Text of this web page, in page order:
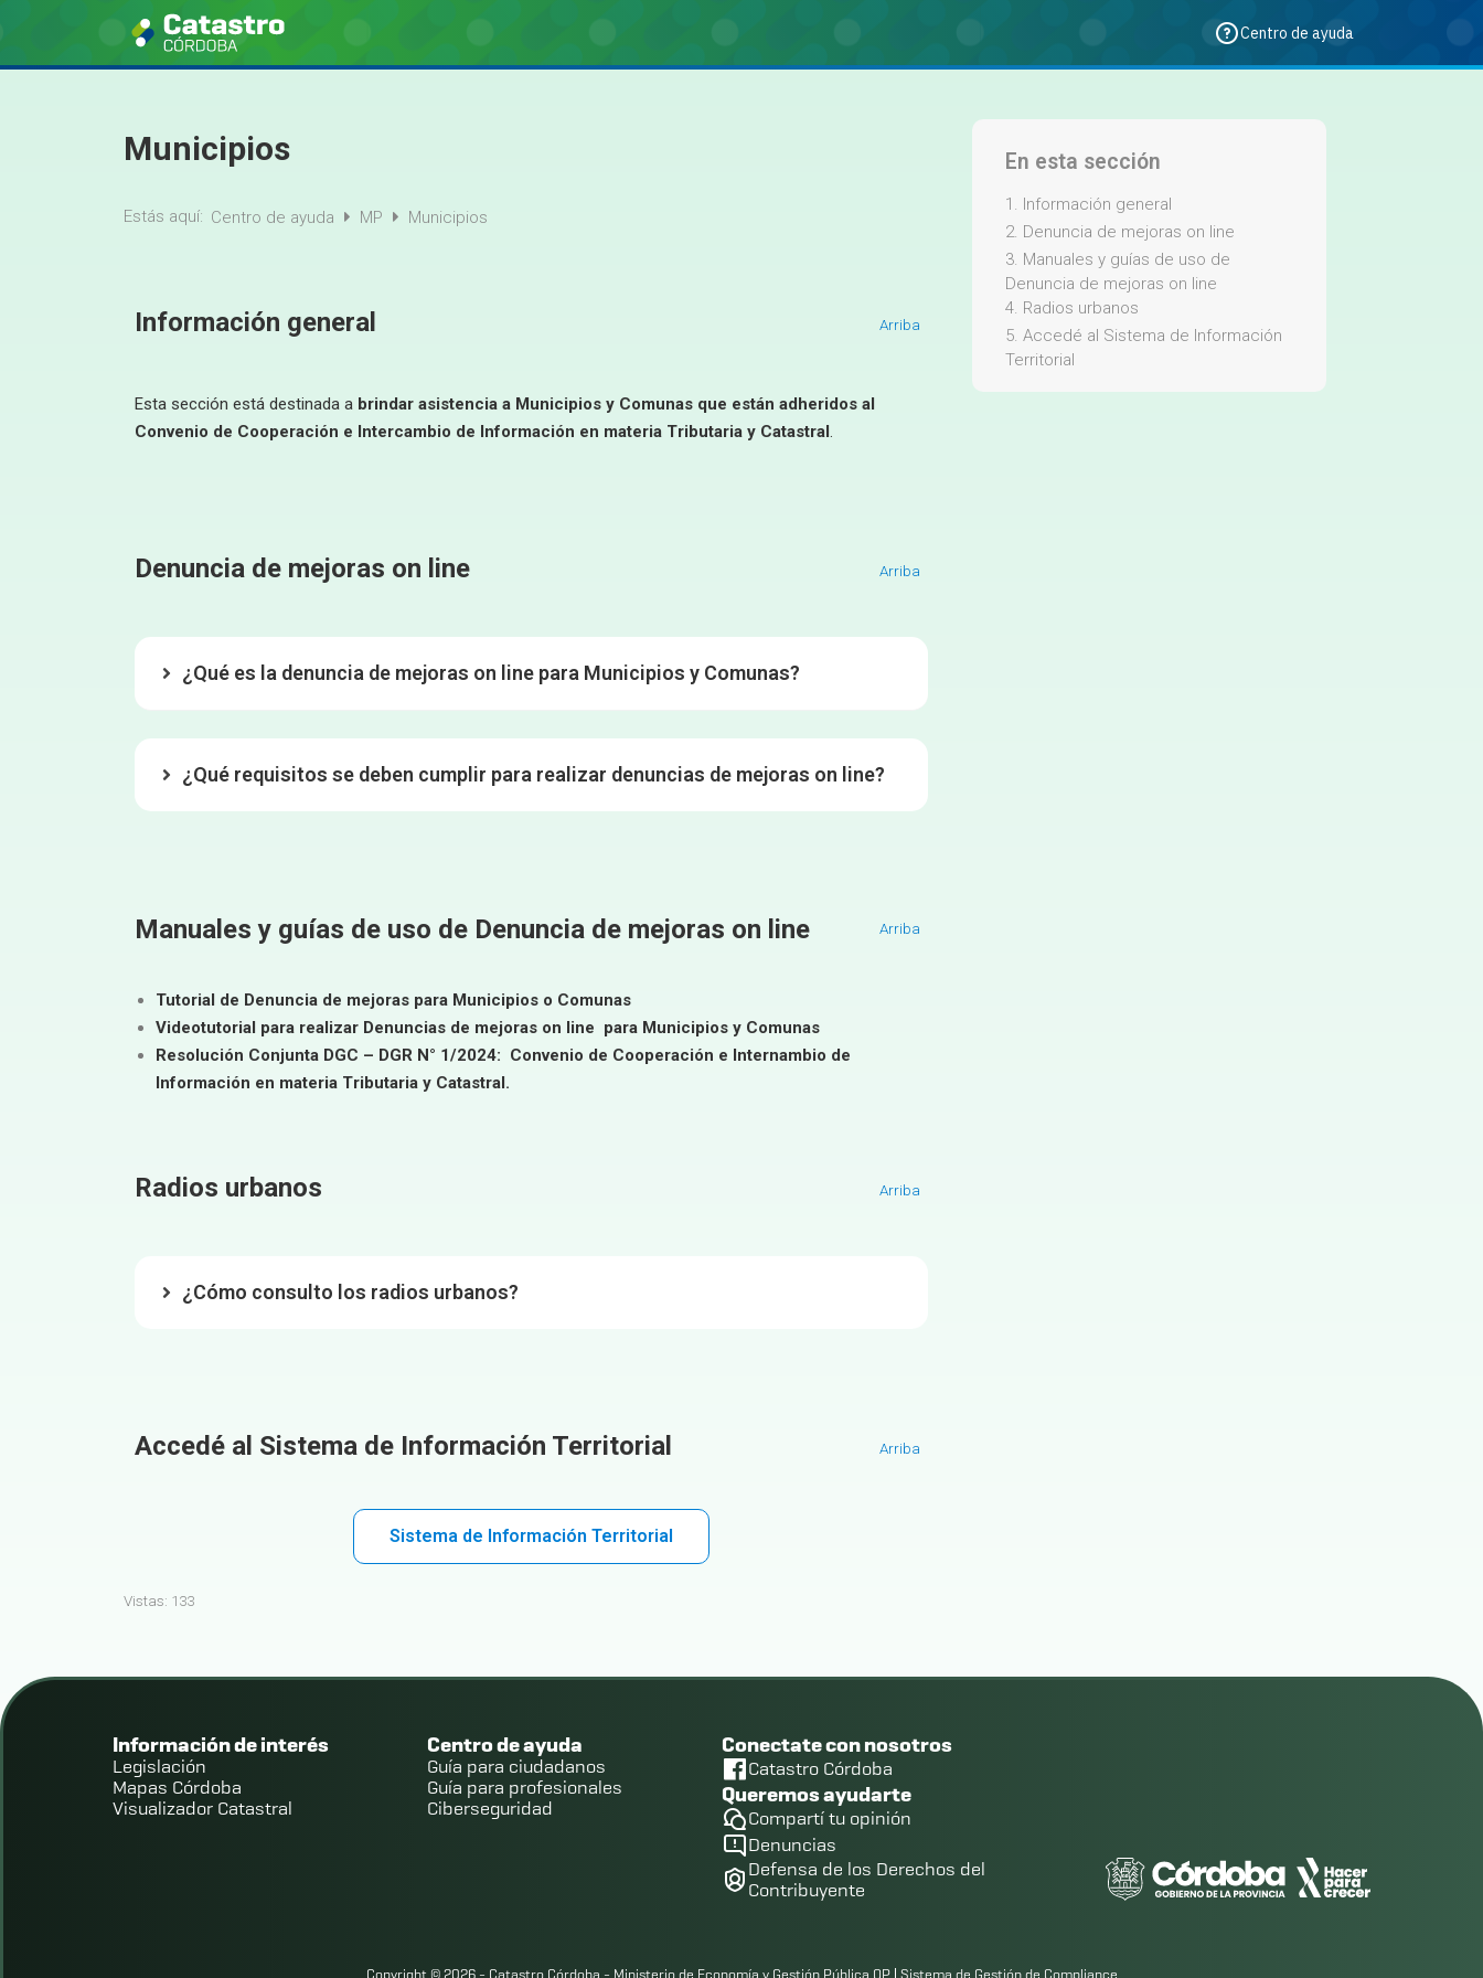
Centro de ayuda
Municipios
Estás aquí: Centro de ayuda MP Municipios
Información general Arriba
Esta sección está destinada a brindar asistencia a Municipios y Comunas que están adheridos al
Convenio de Cooperación e Intercambio de Información en materia Tributaria y Catastral
Denuncia de mejoras on line Arriba
¿Qué es la denuncia de mejoras on line para Municipios y Comunas?
¿Qué requisitos se deben cumplir para realizar denuncias de mejoras on line?
Manuales y guías de uso de Denuncia de mejoras on line Arriba
Tutorial de Denuncia de mejoras para Municipios o Comunas
Videotutorial para realizar Denuncias de mejoras on line para Municipios y Comunas
Resolución Conjunta DGC – DGR N° 1/2024: Convenio de Cooperación e Internambio de
Información en materia Tributaria y Catastral.
Radios urbanos Arriba
¿Cómo consulto los radios urbanos?
Accedé al Sistema de Información Territorial Arriba
Sistema de Información Territorial
Vistas: 133
En esta sección
1. Información general
2. Denuncia de mejoras on line
3. Manuales y guías de uso de
Denuncia de mejoras on line
4. Radios urbanos
5. Accedé al Sistema de Información
Territorial